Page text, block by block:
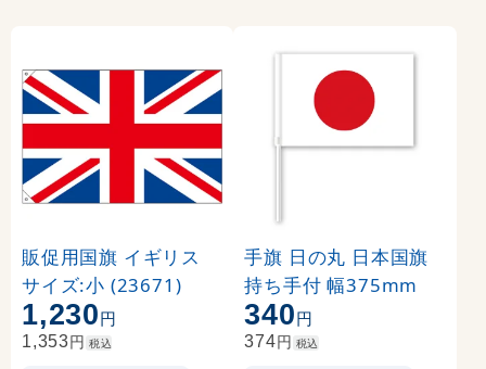
販促用国旗 イギリス
サイズ:小 (23671)
1,230円
1,353円 税込
手旗 日の丸 日本国旗
持ち手付 幅375mm
340円
374円 税込